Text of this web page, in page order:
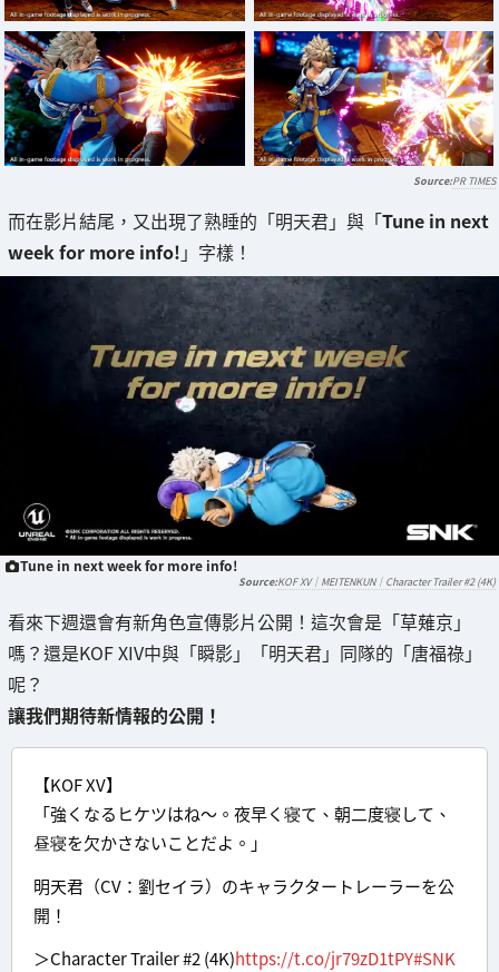
PR TIMES
而在影片結尾，又出現了熟睡的「明天君」與「Tune in next
week for more info! 」字樣！
Tune in next week for more info!
KOF XV｜MEITENKUN｜Character Trailer #2 (4K)
看來下週還會有新角色宣傳影片公開！這次會是「草薙京」
嗎？還是KOF XIV中與「瞬影」「明天君」同隊的「唐福祿」
呢？
讓我們期待新情報的公開！
【KOF XV】
「強くなるヒケツはね～。夜早く寝て、朝二度寝して、
昼寝を欠かさないことだよ。」
明天君（CV：劉セイラ）のキャラクタートレーラーを公
開！
＞Character Trailer #2 (4K)https://t.co/jr79zD1tPY#SNK